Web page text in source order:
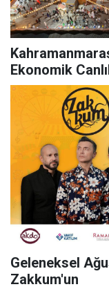
Ekonomik
Geleneksel
Zakkum'un